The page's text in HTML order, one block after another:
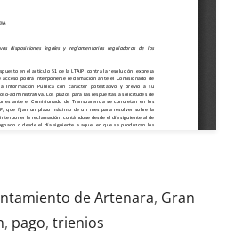
de Artenara, Gran
, pago, trienios